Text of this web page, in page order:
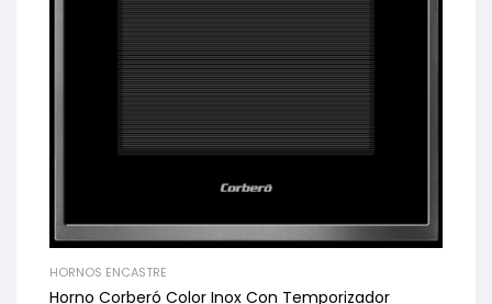
HORNOS ENCASTRE
Horno Corberó Color Inox Con Temporizador